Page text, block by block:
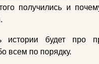
получились и
истории будет про
всем по порядку.